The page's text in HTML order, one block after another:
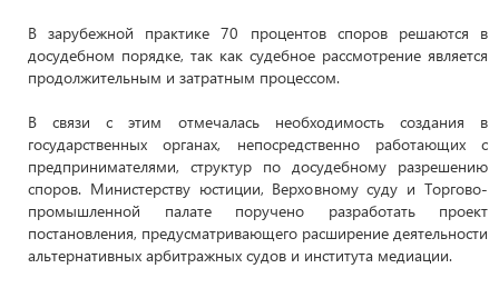
В зарубежной практике 70 процентов споров решаются в
досудебном порядке, так как судебное рассмотрение является
продолжительным и затратным процессом.
В связи с этим отмечалась необходимость создания в
государственных органах, непосредственно работающих с
предпринимателями, структур по досудебному разрешению
споров. Министерству юстиции, Верховному суду и Торгово-
промышленной палате поручено разработать проект
постановления, предусматривающего расширение деятельности
альтернативных арбитражных судов и института медиации.